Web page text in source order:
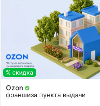
% скидка
Ozon
франшиза пункта выдачи